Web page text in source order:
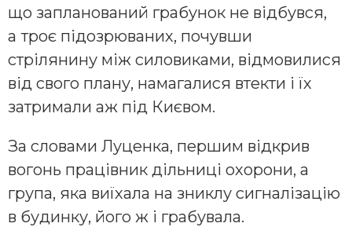
що запланований грабунок не відбувся,
а троє підозрюваних, почувши
стрілянину між силовиками, відмовилися
від свого плану, намагалися втекти і їх
затримали аж під Києвом.
За словами Луценка, першим відкрив
вогонь працівник дільниці охорони, а
група, яка виїхала на зниклу сигналізацію
в будинку, його ж і грабувала.